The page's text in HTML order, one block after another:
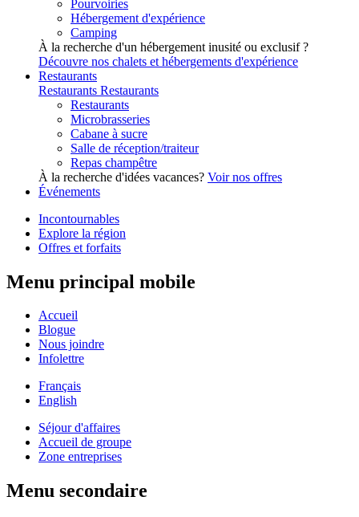
Pourvoiries
Hébergement d'expérience
Camping
À la recherche d'un hébergement inusité ou exclusif ?
Découvre nos chalets et hébergements d'expérience
Restaurants
Restaurants Restaurants
Restaurants
Microbrasseries
Cabane à sucre
Salle de réception/traiteur
Repas champêtre
À la recherche d'idées vacances? Voir nos offres
Événements
Incontournables
Explore la région
Offres et forfaits
Menu principal mobile
Accueil
Blogue
Nous joindre
Infolettre
Français
English
Séjour d'affaires
Accueil de groupe
Zone entreprises
Menu secondaire